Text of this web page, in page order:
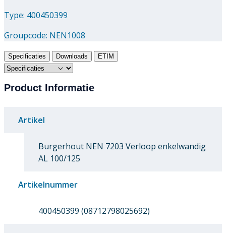
Type: 400450399
Groupcode: NEN1008
Specificaties Downloads ETIM
Product Informatie
Artikel
Burgerhout NEN 7203 Verloop enkelwandig
AL 100/125
Artikelnummer
400450399 (08712798025692)